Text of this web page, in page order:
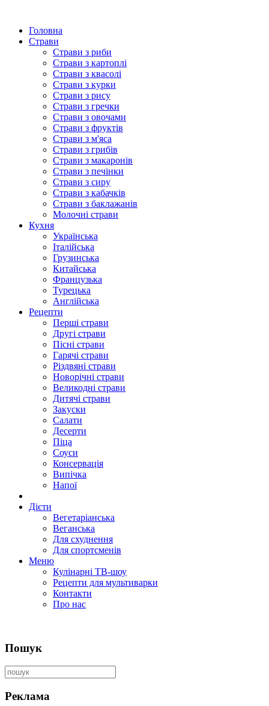
Головна
Страви
Страви з риби
Страви з картоплі
Страви з квасолі
Страви з курки
Страви з рису
Страви з гречки
Страви з овочами
Страви з фруктів
Страви з м'яса
Страви з грибів
Страви з макаронів
Страви з печінки
Страви з сиру
Страви з кабачків
Страви з баклажанів
Молочні страви
Кухня
Українська
Італійська
Грузинська
Китайська
Французька
Турецька
Англійська
Рецепти
Перші страви
Другі страви
Пісні страви
Гарячі страви
Різдвяні страви
Новорічні страви
Великодні страви
Дитячі страви
Закуски
Салати
Десерти
Піца
Соуси
Консервація
Випічка
Напої
Дієти
Вегетаріанська
Веганська
Для схуднення
Для спортсменів
Меню
Кулінарні ТВ-шоу
Рецепти для мультиварки
Контакти
Про нас
Пошук
Реклама